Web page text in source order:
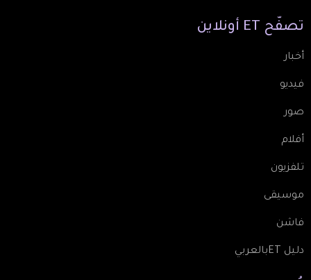
تصفّح ET أونلاين
أخبار
فيديو
صور
أفلام
تلفزيون
موسيقى
فاشن
دليل ETبالعربي